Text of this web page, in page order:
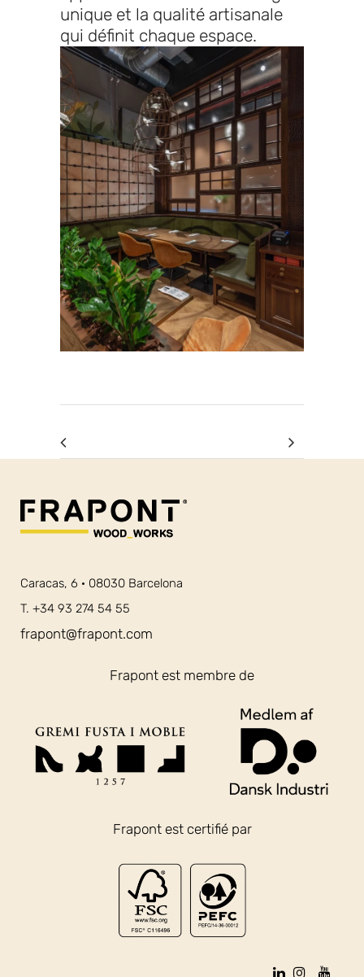
unique et la qualité artisanale
qui définit chaque espace.
Caracas, 6 · 08030 Barcelona
T. +34 93 274 54 55
frapont@frapont.com
Frapont est membre de
Frapont est certifié par